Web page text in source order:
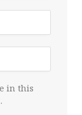
in this